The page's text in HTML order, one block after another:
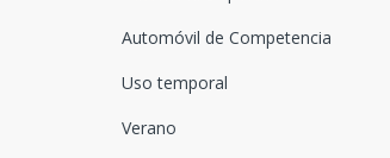
Automóvil de Competencia
Uso temporal
Verano